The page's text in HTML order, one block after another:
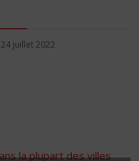
24 juillet 2022